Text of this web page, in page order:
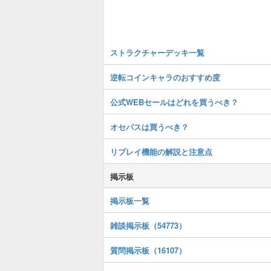
ストラクチャーデッキ一覧
逆転コインキャラのおすすめ度
公式WEBセールはどれを買うべき？
オセパスは買うべき？
リプレイ機能の解説と注意点
掲示板
掲示板一覧
雑談掲示板（54773）
質問掲示板（16107）